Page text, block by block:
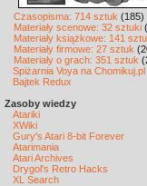
Czasopisma: 714 sztuk (185)
Materiały scenowe: 32 sztuki
Materiały książkowe: 141
Materiały firmowe: 27 sztuk
Materiały o grach: 351 sztuk
Spiżarnia Voya na Chomikuj.pl
Bajtek Redux
Zasoby wiedzy
Atariki
XWiki
Gury's Atari 8-bit Forever
Atarimania
Atari Archives
Drygol's Retro Hacks
XL Search